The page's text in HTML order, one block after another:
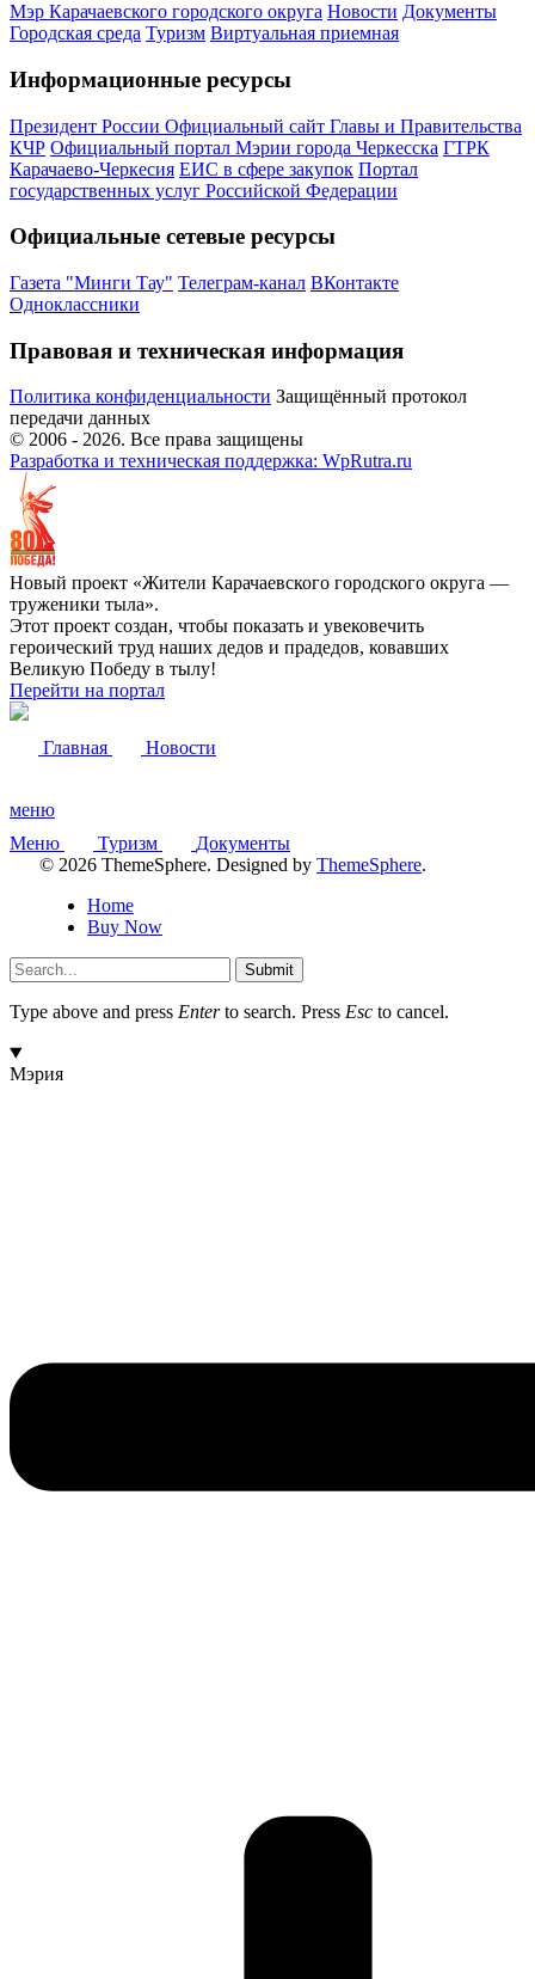
Мэр Карачаевского городского округа Новости Документы
Городская среда Туризм Виртуальная приемная
Информационные ресурсы
Президент России Официальный сайт Главы и Правительства
КЧР Официальный портал Мэрии города Черкесска ГТРК
Карачаево-Черкесия ЕИС в сфере закупок Портал
государственных услуг Российской Федерации
Официальные сетевые ресурсы
Газета "Минги Тау" Телеграм-канал ВКонтакте
Одноклассники
Правовая и техническая информация
Политика конфиденциальности Защищённый протокол
передачи данных
© 2006 - 2026. Все права защищены
Разработка и техническая поддержка: WpRutra.ru
Новый проект «Жители Карачаевского городского округа —
труженики тыла».
Этот проект создан, чтобы показать и увековечить
героический труд наших дедов и прадедов, ковавших
Великую Победу в тылу!
Перейти на портал
Главная Новости
меню
Меню
Туризм
Документы
© 2026 ThemeSphere. Designed by ThemeSphere.
Home
Buy Now
Submit
Type above and press Enterto search. Press Esc to cancel.
Мэрия